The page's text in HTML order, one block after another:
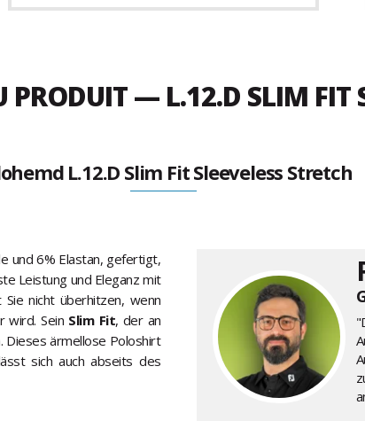
PRODUIT — L.12.D SLIM FIT
L.12.D Slim Fit Sleeveless Stretch
und 6% Elastan, gefertigt,
Leistung und Eleganz mit
nicht überhitzen, wenn
wird. Sein Slim Fit, der an
Dieses ärmellose Poloshirt
sich auch abseits des